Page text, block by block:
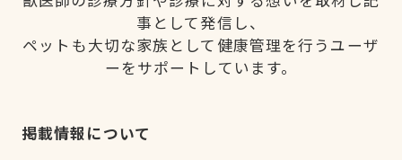
事として発信し、
ペットも大切な家族として健康管理を行うユーザ
ーをサポートしています。
掲載情報について